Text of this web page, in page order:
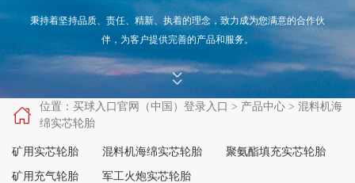
秉持着坚持品质、责任、精新、执着的理念，致力成为您满意的合作伙
伴，为客户提供完善的产品和服务。


 位置： 买球入口官网（中国）登录入口 > 产品中心 > 混料机海
绵实芯轮胎
矿用实芯轮胎 混料机海绵实芯轮胎 聚氨酯填充实芯轮胎
矿用充气轮胎 军工火炮实芯轮胎